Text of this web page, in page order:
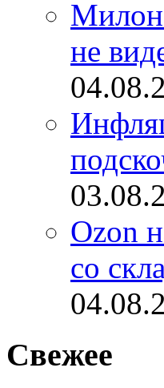
не
Ozon
со
Свежее